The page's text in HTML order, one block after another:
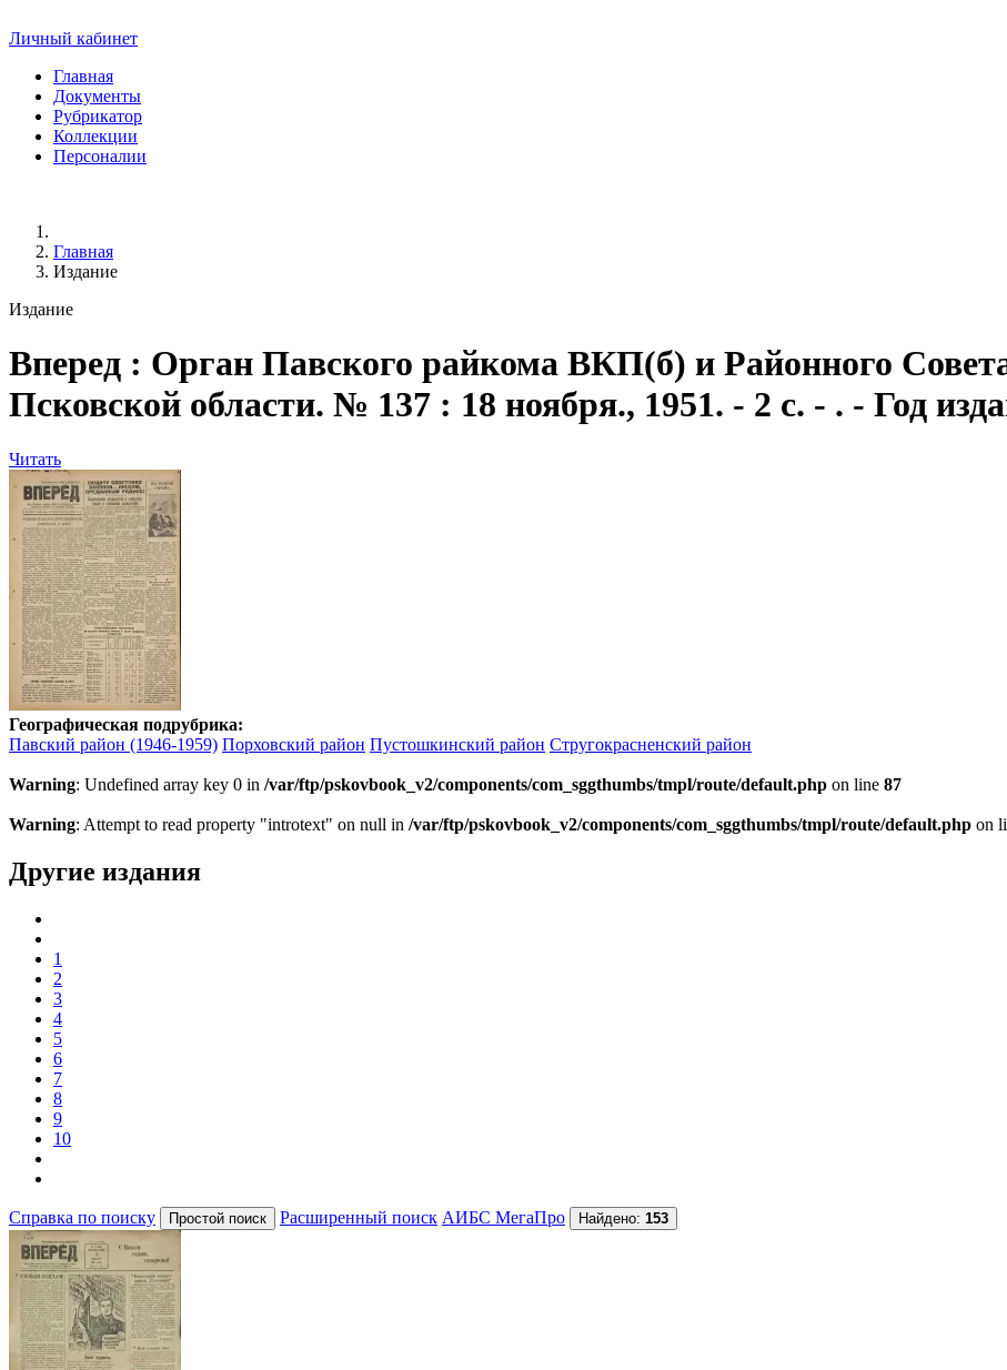
Личный кабинет
Главная
Документы
Рубрикатор
Коллекции
Персоналии
Главная
Издание
Издание
Вперед : Орган Павского райкома ВКП(б) и Районного
Псковской области. № 137 : 18 ноября., 1951. - 2 с. - . - Год
Читать
Географическая подрубрика:
Павский район (1946-1959) Порховский район Пустошкинский район Стругокрасненский район
Warning: Undefined array key 0 in /var/ftp/pskovbook_v2/components/com_sggthumbs/tmpl/route/default.php on line 87
Warning: Attempt to read property "introtext" on null in /var/ftp/pskovbook_v2/components/com_sggthumbs/tmpl/route/default.php on
Другие издания
1
2
3
4
5
6
7
8
9
10
Справка по поиску Расширенный поиск АИБС МегаПро Найдено: 153